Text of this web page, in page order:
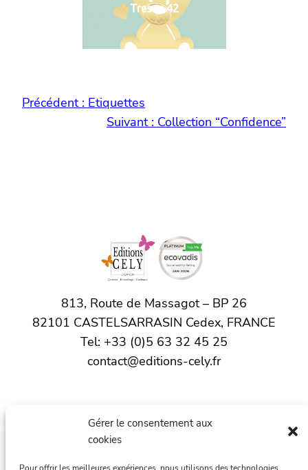
Gérer le consentement aux
cookies
Tresor-42
Précédent : Etiquettes
Suivant : Collection “Confidence”
813, Route de Massagot – BP 26
82101 CASTELSARRASIN Cedex, FRANCE
Tel: +33 (0)5 63 32 45 25
contact@editions-cely.fr
L’actualité
Les produits